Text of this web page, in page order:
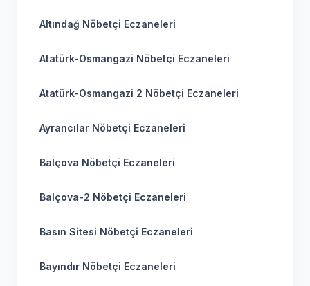
Altındağ Nöbetçi Eczaneleri
Atatürk-Osmangazi Nöbetçi Eczaneleri
Atatürk-Osmangazi 2 Nöbetçi Eczaneleri
Ayrancılar Nöbetçi Eczaneleri
Balçova Nöbetçi Eczaneleri
Balçova-2 Nöbetçi Eczaneleri
Basın Sitesi Nöbetçi Eczaneleri
Bayındır Nöbetçi Eczaneleri